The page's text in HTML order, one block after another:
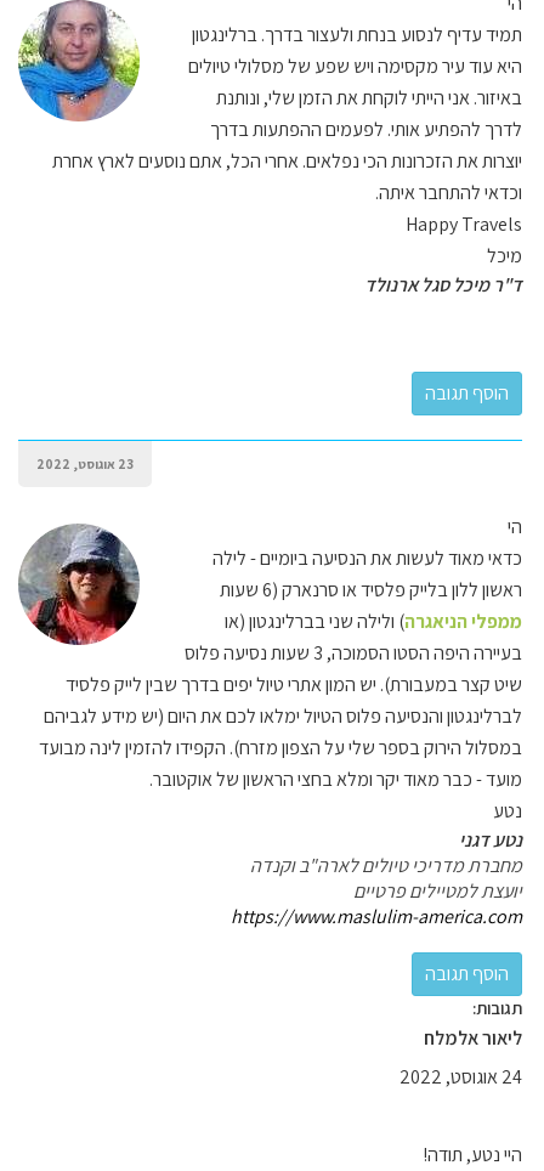
תמיד עדיף לנסוע בנחת ולעצור בדרך. ברלינגטון
היא עוד עיר מקסימה ויש שפע של מסלולי טיולים
באיזור. אני הייתי לוקחת את הזמן שלי, ונותנת
לדרך להפתיע אותי. לפעמים ההפתעות בדרך
יוצרות את הזכרונות הכי נפלאים. אחרי הכל, אתם נוסעים לארץ אחרת
וכדאי להתחבר איתה.
Happy Travels
מיכל
ד"ר מיכל סגל ארנולד
23 אוגוסט, 2022
הי
כדאי מאוד לעשות את הנסיעה ביומיים - לילה
ראשון ללון בלייק פלסיד או סרנארק (6 שעות
ממפלי הניאגרה) ולילה שני בברלינגטון (או
בעיירה היפה הסטו הסמוכה, 3 שעות נסיעה פלוס
שיט קצר במעבורת). יש המון אתרי טיול יפים בדרך שבין לייק פלסיד
לברלינגטון והנסיעה פלוס הטיול ימלאו לכם את היום (יש מידע לגביהם
במסלול הירוק בספר שלי על הצפון מזרח). הקפידו להזמין לינה מבועד
מועד - כבר מאוד יקר ומלא בחצי הראשון של אוקטובר.
נטע
נטע דגני
מחברת מדריכי טיולים לארה"ב וקנדה
יועצת למטיילים פרטיים
https://www.maslulim-america.com
תגובות:
ליאור אלמלח
24 אוגוסט, 2022
היי נטע, תודה!